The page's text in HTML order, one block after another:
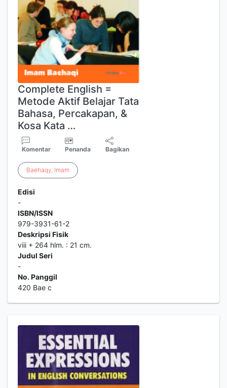
Complete English =
Metode Aktif Belajar Tata
Bahasa, Percakapan, &
Kosa Kata …
Komentar Penanda Bagikan
Baehaqy, Imam
Edisi
-
ISBN/ISSN
979-3931-61-2
Deskripsi Fisik
viii + 264 hlm. : 21 cm.
Judul Seri
-
No. Panggil
420 Bae c